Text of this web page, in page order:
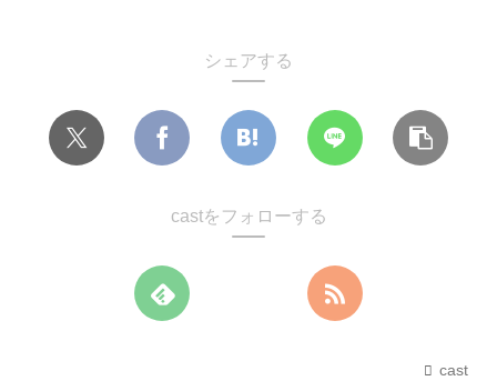
シェアする
castをフォローする
cast